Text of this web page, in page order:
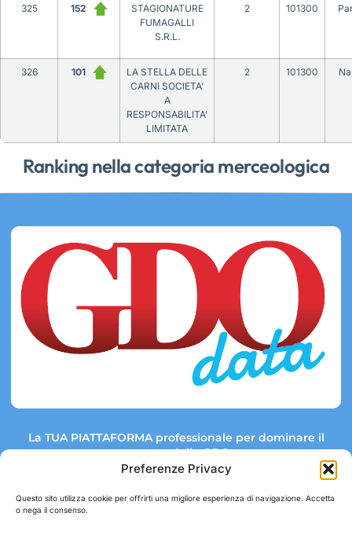
Preferenze Privacy
Questo sito utilizza cookie per offrirti una migliore esperienza di navigazione. Accetta
o nega il consenso.
Ranking nella categoria merceologica
325 152
STAGIONATURE
FUMAGALLI
S.R.L.
2 101300
326 101
LA STELLA DELLE
CARNI SOCIETA’
A
RESPONSABILITA’
LIMITATA
2 101300
La TUA PIATTAFORMA professionale per dominare il
mercato della GDO.
Link rapidi: